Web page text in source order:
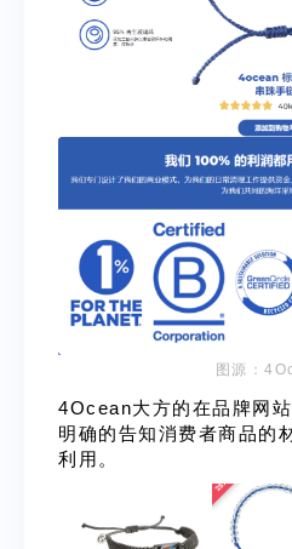
图源：
4Ocean大方的在品牌网站
明确的告知消费者商品的
利用。